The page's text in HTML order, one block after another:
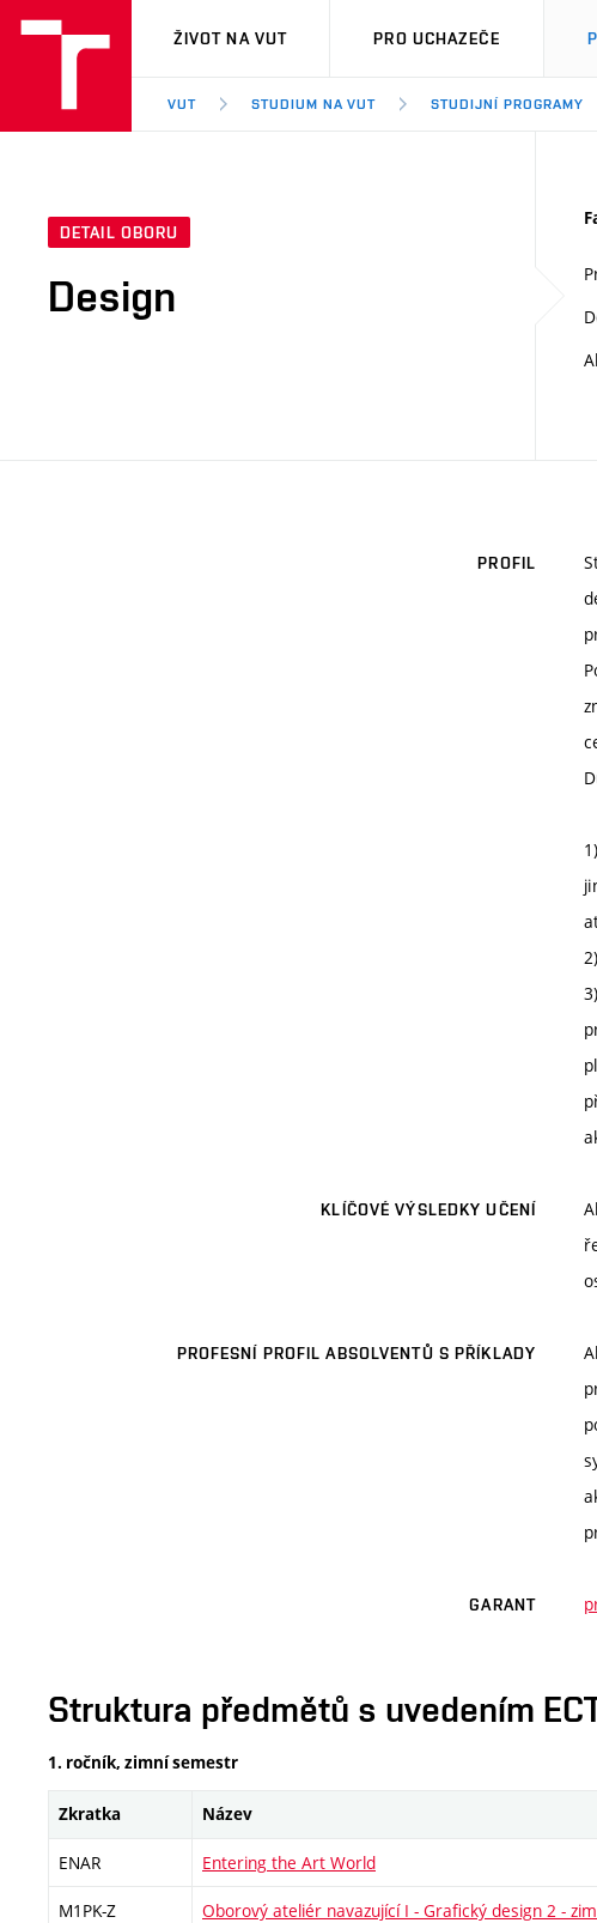
VUT
ŽIVOT NA VUT PRO UCHAZEČE
VUT STUDIUM NA VUT STUDIJNÍ PROGRAMY
DETAIL OBORU
Design
PROFIL
KLÍČOVÉ VÝSLEDKY UČENÍ
PROFESNÍ PROFIL ABSOLVENTŮ S PŘÍKLADY
GARANT
Struktura předmětů s uvedením
1. ročník, zimní semestr
Zkratka Název
ENAR Entering the Art World
M1PK-Z Oborový ateliér navazující I - Grafický design 2 -